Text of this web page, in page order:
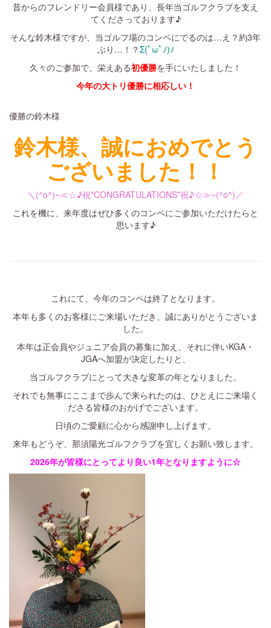
昔からのフレンドリー会員様であり、長年当ゴルフクラブを支え
てくださっております♪
そんな鈴木様ですが、当ゴルフ場のコンペにでるのは…え？約3年
ぶり…！？Σ(ﾟωﾟﾉ)ﾉ
久々のご参加で、栄えある初優勝を手にいたしました！
今年の大トリ優勝に相応しい！
優勝の鈴木様
鈴木様、誠におめでとう
ございました！！
＼(^o^)~≪☆♪祝*CONGRATULATIONS*祝♪☆≫~(^o^)／
これを機に、来年度はぜひ多くのコンペにご参加いただけたらと
思います♪
これにて、今年のコンペは終了となります。
本年も多くのお客様にご来場いただき、誠にありがとうございま
した。
本年は正会員やジュニア会員の募集に加え、それに伴いKGA・
JGAへ加盟が決定したりと、
当ゴルフクラブにとって大きな変革の年となりました。
それでも無事にここまで歩んで来られたのは、ひとえにご来場く
ださる皆様のおかげでございます。
日頃のご愛顧に心から感謝申し上げます。
来年もどうぞ、那須陽光ゴルフクラブを宜しくお願い致します。
2026年が皆様にとってより良い1年となりますように☆